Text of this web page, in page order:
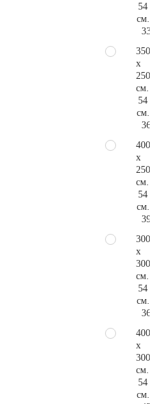
54
см.
350
x
250
см.
54
см.
400
x
250
см.
54
см.
300
x
300
см.
54
см.
400
x
300
см.
54
см.